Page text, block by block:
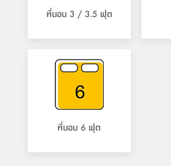
ที่นอน 3 / 3.5 ฟุต
ที่นอน 6 ฟุต